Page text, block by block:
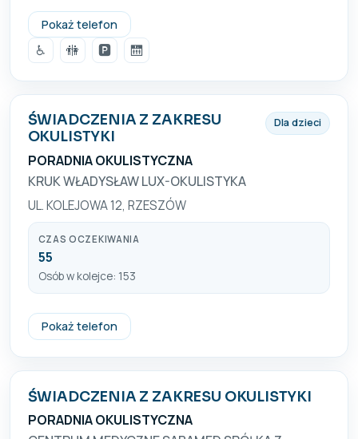
Pokaż telefon
+48 17 223 15 00
♿
🚻 🅿️ 🛗
ŚWIADCZENIA Z ZAKRESU
OKULISTYKI
PORADNIA OKULISTYCZNA
KRUK WŁADYSŁAW LUX-OKULISTYKA
UL. KOLEJOWA 12, RZESZÓW
Dla dzieci
CZAS OCZEKIWANIA
55
Osób w kolejce: 153
Pokaż telefon +48 17 852 11 00
ŚWIADCZENIA Z ZAKRESU OKULISTYKI
PORADNIA OKULISTYCZNA